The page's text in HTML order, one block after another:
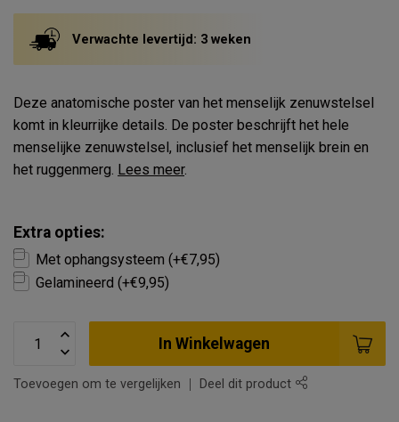
Verwachte levertijd: 3 weken
Deze anatomische poster van het menselijk zenuwstelsel
komt in kleurrijke details. De poster beschrijft het hele
menselijke zenuwstelsel, inclusief het menselijk brein en
het ruggenmerg. Lees meer.
Extra opties:
Met ophangsysteem (+€7,95)
Gelamineerd (+€9,95)
In Winkelwagen
Toevoegen om te vergelijken Deel dit product